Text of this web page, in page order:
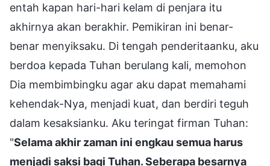
entah kapan hari-hari kelam di penjara itu
akhirnya akan berakhir. Pemikiran ini benar-
benar menyiksaku. Di tengah penderitaanku, aku
berdoa kepada Tuhan berulang kali, memohon
Dia membimbingku agar aku dapat memahami
kehendak-Nya, menjadi kuat, dan berdiri teguh
dalam kesaksianku. Aku teringat firman Tuhan:
"Selama akhir zaman ini engkau semua harus
menjadi saksi bagi Tuhan. Seberapa besarnya